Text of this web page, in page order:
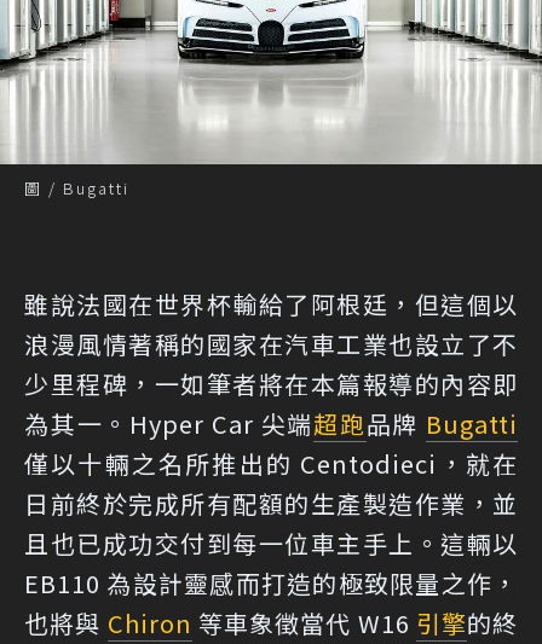
圖 / Bugatti
雖說法國在世界杯輸給了阿根廷，但這個以
浪漫風情著稱的國家在汽車工業也設立了不
少里程碑，一如筆者將在本篇報導的內容即
為其一。Hyper Car 尖端超跑品牌 Bugatti
僅以十輛之名所推出的 Centodieci，就在
日前終於完成所有配額的生產製造作業，並
且也已成功交付到每一位車主手上。這輛以
EB110 為設計靈感而打造的極致限量之作，
也將與 Chiron 等車象徵當代 W16 引擎的終